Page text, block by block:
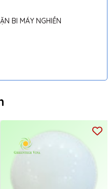
BI MÁY NGHIỀN